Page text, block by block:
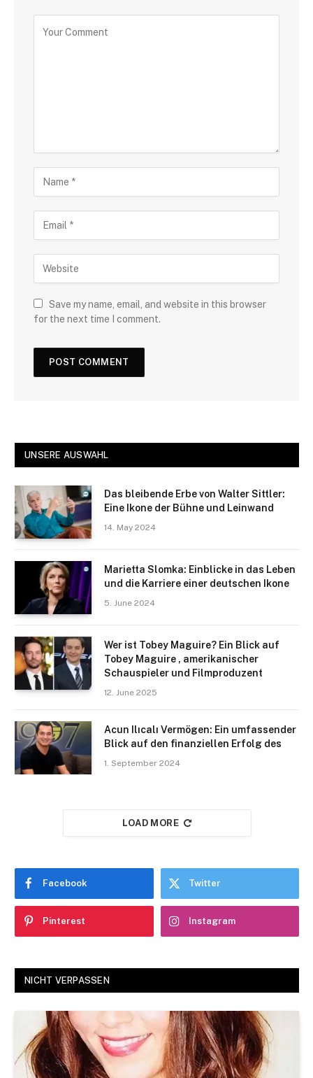
Save my name, email, and website in this browser
for the next time I comment.
UNSERE AUSWAHL
Das bleibende Erbe von Walter Sittler:
Eine Ikone der Bühne und Leinwand
14. May 2024
Marietta Slomka: Einblicke in das Leben
und die Karriere einer deutschen Ikone
5. June 2024
Wer ist Tobey Maguire? Ein Blick auf
Tobey Maguire , amerikanischer
Schauspieler und Filmproduzent
12. June 2025
Acun Ilıcalı Vermögen: Ein umfassender
Blick auf den finanziellen Erfolg des
1. September 2024
LOAD MORE
Facebook Twitter
Pinterest Instagram
NICHT VERPASSEN